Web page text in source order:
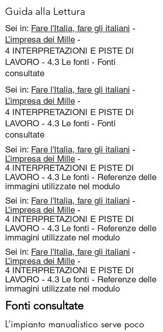
Guida alla Lettura
Sei in: Fare l'Italia, fare gli italiani -
L’impresa dei Mille -
4 INTERPRETAZIONI E PISTE DI
LAVORO - 4.3 Le fonti - Fonti
consultate
Sei in: Fare l'Italia, fare gli italiani -
L’impresa dei Mille -
4 INTERPRETAZIONI E PISTE DI
LAVORO - 4.3 Le fonti - Fonti
consultate
Sei in: Fare l'Italia, fare gli italiani -
L’impresa dei Mille -
4 INTERPRETAZIONI E PISTE DI
LAVORO - 4.3 Le fonti - Referenze delle
immagini utilizzate nel modulo
Sei in: Fare l'Italia, fare gli italiani -
L’impresa dei Mille -
4 INTERPRETAZIONI E PISTE DI
LAVORO - 4.3 Le fonti - Referenze delle
immagini utilizzate nel modulo
Sei in: Fare l'Italia, fare gli italiani -
L’impresa dei Mille -
4 INTERPRETAZIONI E PISTE DI
LAVORO - 4.3 Le fonti - Referenze delle
immagini utilizzate nel modulo
Fonti consultate
L’impianto manualistico serve poco